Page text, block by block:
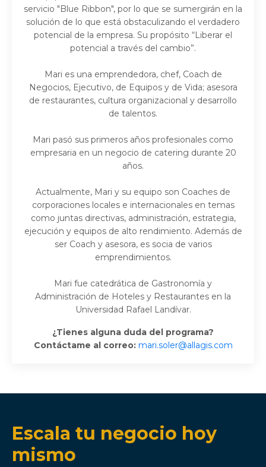
servicio "Blue Ribbon", por lo que se sumergirán en la
solución de lo que está obstaculizando el verdadero
potencial de la empresa. Su propósito “Liberar el
potencial a través del cambio”.
Mari es una emprendedora, chef, Coach de
Negocios, Ejecutivo, de Equipos y de Vida; asesora
de restaurantes, cultura organizacional y desarrollo
de talentos.
Mari pasó sus primeros años profesionales como
empresaria en un negocio de catering durante 20
años.
Actualmente, Mari y su equipo son Coaches de
corporaciones locales e internacionales en temas
como juntas directivas, administración, estrategia,
ejecución y equipos de alto rendimiento. Además de
ser Coach y asesora, es socia de varios
emprendimientos.
Mari fue catedrática de Gastronomía y
Administración de Hoteles y Restaurantes en la
Universidad Rafael Landívar.
¿Tienes alguna duda del programa?
Contáctame al correo: mari.soler@allagis.com
Escala tu negocio hoy
mismo